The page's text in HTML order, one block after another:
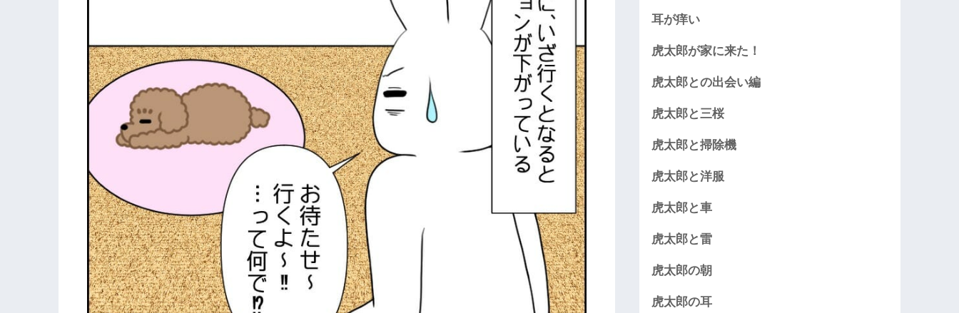
耳が痒い
虎太郎が家に来た！
虎太郎との出会い編
虎太郎と三桜
虎太郎と掃除機
虎太郎と洋服
虎太郎と車
虎太郎と雷
虎太郎の朝
虎太郎の耳